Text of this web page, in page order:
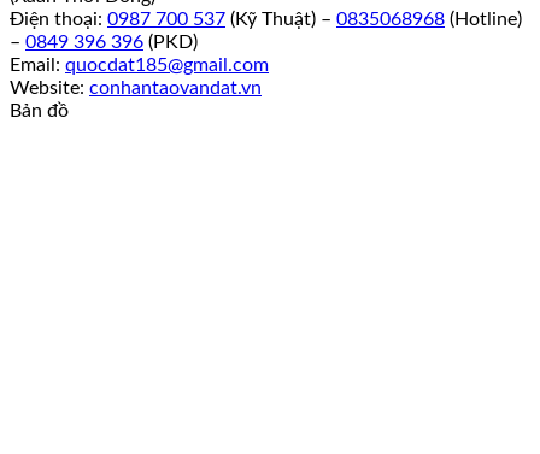
Điện thoại: 0987 700 537 (Kỹ Thuật) – 0835068968 (Hotline)
– 0849 396 396 (PKD)
Email: quocdat185@gmail.com
Website: conhantaovandat.vn
Bản đồ